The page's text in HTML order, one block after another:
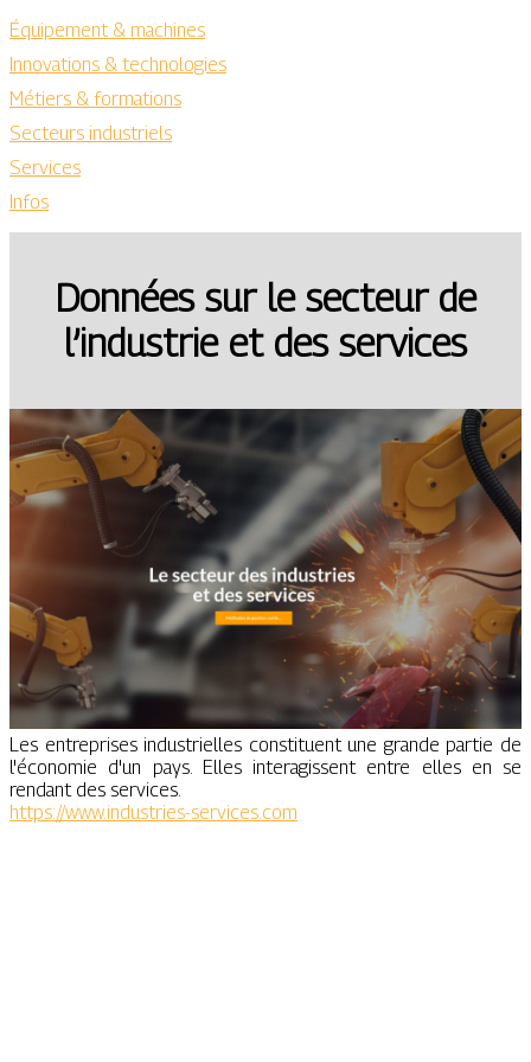
Équipement & machines
Innovations & technologies
Métiers & formations
Secteurs industriels
Services
Infos
Données sur le secteur de
l’industrie et des services
Les entreprises industrielles constituent une grande partie de
l'économie d'un pays. Elles interagissent entre elles en se
rendant des services.
https://www.industries-services.com